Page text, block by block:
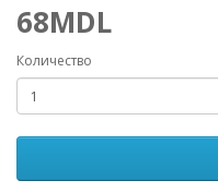
68MDL
Количество